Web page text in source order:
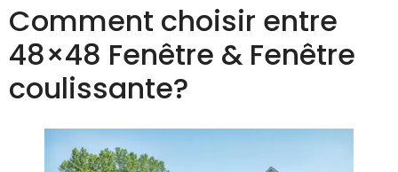
Comment choisir entre
48×48 Fenêtre & Fenêtre
coulissante?